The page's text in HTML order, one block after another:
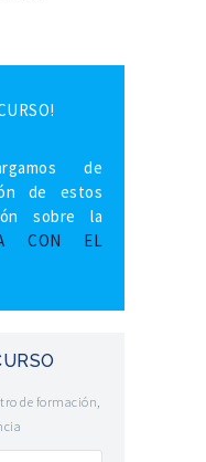
de
de estos
sobre la
CON EL
de formación,